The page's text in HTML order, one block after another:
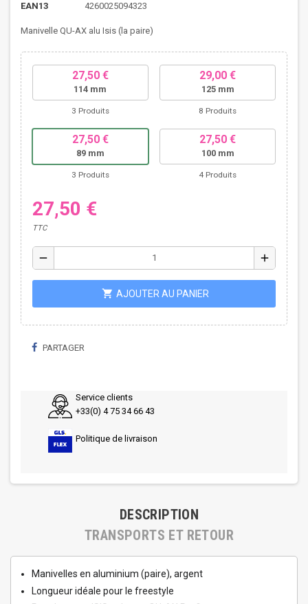
EAN13
4260025094323
Manivelle QU-AX alu Isis (la paire)
27,50 €
114 mm
3 Produits
29,00 €
125 mm
8 Produits
27,50 €
89 mm
3 Produits
27,50 €
100 mm
4 Produits
27,50 €
TTC
remove add
shopping_cart AJOUTER AU PANIER
PARTAGER
Service clients
+33(0) 4 75 34 66 43
Politique de livraison
DESCRIPTION
TRANSPORTS ET RETOUR
Manivelles en aluminium (paire), argent
Longueur idéale pour le freestyle